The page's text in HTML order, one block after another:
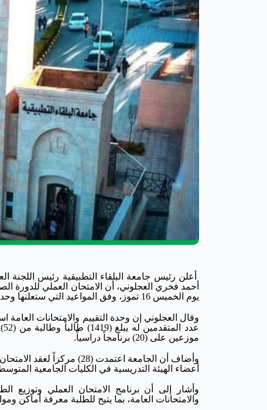
أعلن رئيس جامعة البلقاء التطبيقية رئيس اللجنة
يوم الخميس 16 تموز، وفق المواعيد التي ستعلنها وحدة التقييم والامتحانات العامة في الجامعة.
وقال العجلوني إن وحدة التقييم والامتحانات العامة
موزعين على (20) برنامجاً دراسياً.
أعضاء الهيئة التدريسية في الكليات الجامعية
وأشار إلى أن برنامج الامتحان العملي وتوزيع
والامتحانات العامة، بما يتيح للطلبة معرفة أماكن